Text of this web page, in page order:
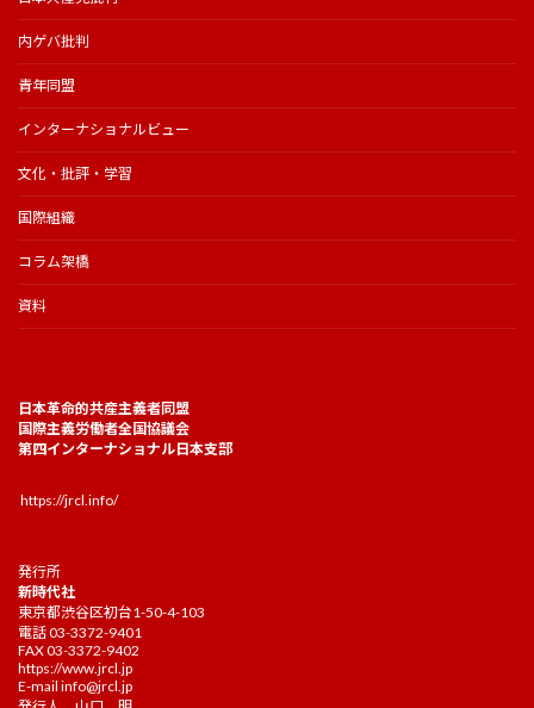
内ゲバ批判
青年同盟
インターナショナルビュー
文化・批評・学習
国際組織
コラム架橋
資料
日本革命的共産主義者同盟
国際主義労働者全国協議会
第四インターナショナル日本支部
https://jrcl.info/
発行所
新時代社
東京都渋谷区初台1-50-4-103
電話 03-3372-9401
FAX 03-3372-9402
https://www.jrcl.jp
E-mail info@jrcl.jp